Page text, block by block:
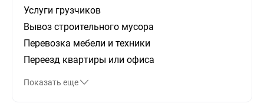
Услуги грузчиков
Вывоз строительного мусора
Перевозка мебели и техники
Переезд квартиры или офиса
Показать еще